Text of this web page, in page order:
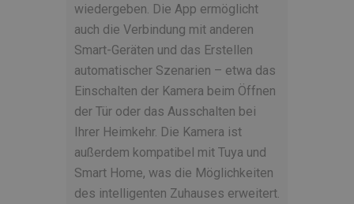
wiedergeben. Die App ermöglicht
auch die Verbindung mit anderen
Smart-Geräten und das Erstellen
automatischer Szenarien – etwa das
Einschalten der Kamera beim Öffnen
der Tür oder das Ausschalten bei
Ihrer Heimkehr. Die Kamera ist
außerdem kompatibel mit Tuya und
Smart Home, was die Möglichkeiten
des intelligenten Zuhauses erweitert.